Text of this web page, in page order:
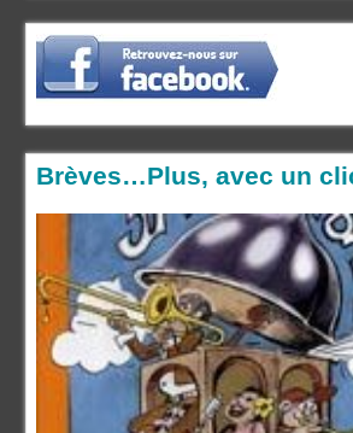
Brèves…Plus, avec un